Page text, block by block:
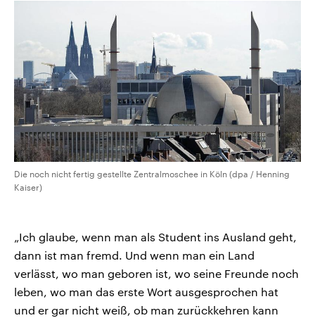
Die noch nicht fertig gestellte Zentralmoschee in Köln (dpa / Henning
Kaiser)
„Ich glaube, wenn man als Student ins Ausland geht,
dann ist man fremd. Und wenn man ein Land
verlässt, wo man geboren ist, wo seine Freunde noch
leben, wo man das erste Wort ausgesprochen hat
und er gar nicht weiß, ob man zurückkehren kann